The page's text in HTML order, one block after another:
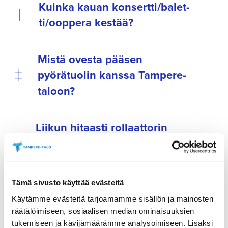
Tämä sivusto käyttää evästeitä
Käytämme evästeitä tarjoamamme sisällön ja mainosten
räätälöimiseen, sosiaalisen median ominaisuuksien
tukemiseen ja kävijämäärämme analysoimiseen. Lisäksi
Kuinka kauan konsertti/ba­let­
ti/ooppera kestää?
Mistä ovesta pääsen
pyörätuolin kanssa Tampere-
taloon?
Liikun hitaasti rollaattorin
kanssa ja ostin lipun
takaperman­nolle. Miten toimin?
Milloin ovet konsertti­sa­leihin
avataan?